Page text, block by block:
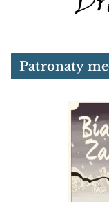
Patronaty